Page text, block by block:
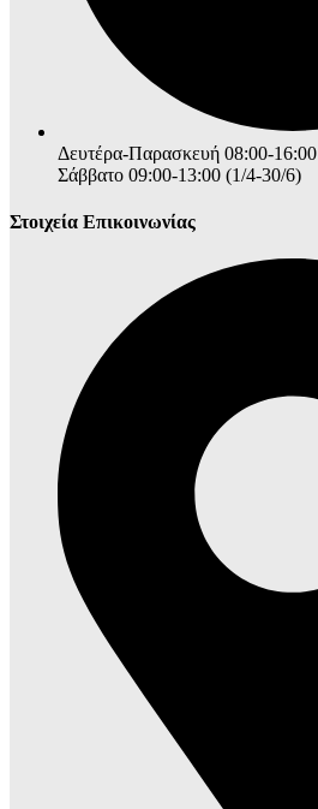
Δευτέρα-Παρασκευή 08:00-16:00
Σάββατο 09:00-13:00 (1/4-30/6)
Στοιχεία Επικοινωνίας